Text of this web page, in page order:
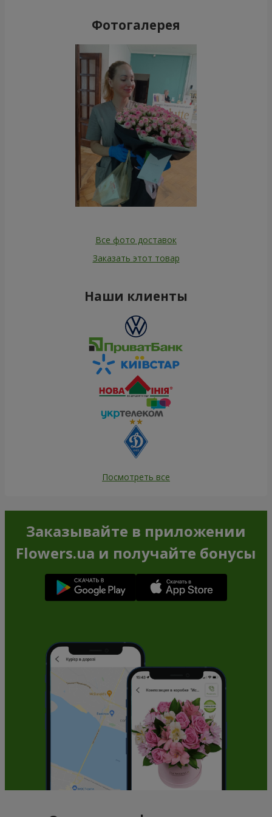
Фотогалерея
Все фото доставок
Заказать этот товар
Наши клиенты
Посмотреть все
Заказывайте в приложении
Flowers.ua и получайте бонусы